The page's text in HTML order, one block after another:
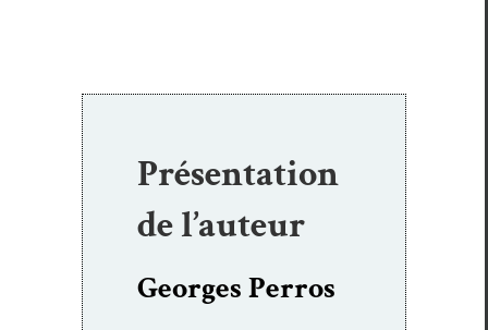
Présentation
de l’auteur
Georges Perros